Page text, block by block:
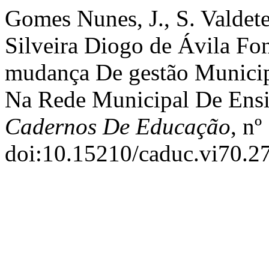
Gomes Nunes, J., S.
Silveira Diogo de Ávila
mudança De gestão
Na Rede Municipal De
Cadernos De Educação,
doi:10.15210/